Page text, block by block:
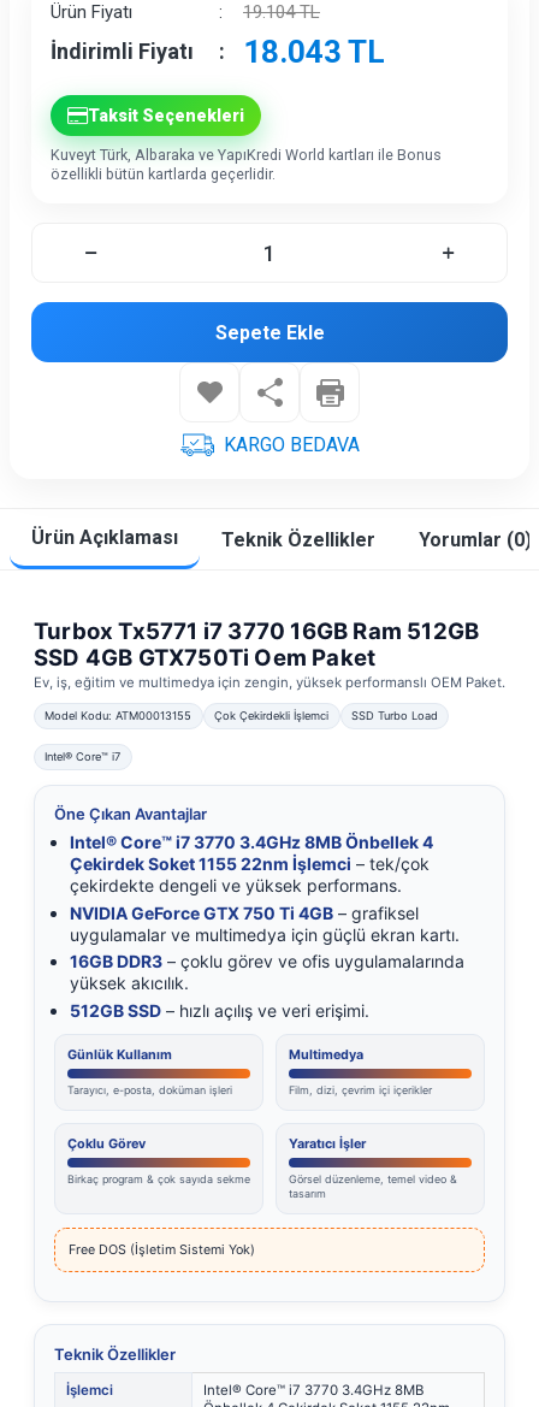
Ürün Fiyatı : 19.104TL
İndirimli Fiyatı : 18.043 TL
Taksit Seçenekleri
Kuveyt Türk, Albaraka ve YapıKredi World kartları ile Bonus
özellikli bütün kartlarda geçerlidir.
Sepete Ekle
KARGO BEDAVA
Ürün Açıklaması Teknik Özellikler Yorumlar (0)
Turbox Tx5771 i7 3770 16GB Ram 512GB
SSD 4GB GTX750Ti Oem Paket
Ev, iş, eğitim ve multimedya için zengin, yüksek performanslı OEM Paket.
Model Kodu: ATM00013155 Çok Çekirdekli İşlemci SSD Turbo Load
Intel® Core™ i7
Öne Çıkan Avantajlar
Intel® Core™ i7 3770 3.4GHz 8MB Önbellek 4
Çekirdek Soket 1155 22nm İşlemci – tek/çok
çekirdekte dengeli ve yüksek performans.
NVIDIA GeForce GTX 750 Ti 4GB – grafiksel
uygulamalar ve multimedya için güçlü ekran kartı.
16GB DDR3 – çoklu görev ve ofis uygulamalarında
yüksek akıcılık.
512GB SSD – hızlı açılış ve veri erişimi.
Günlük Kullanım
Tarayıcı, e-posta, doküman işleri
Multimedya
Film, dizi, çevrim içi içerikler
Çoklu Görev
Birkaç program & çok sayıda sekme
Yaratıcı İşler
Görsel düzenleme, temel video &
tasarım
Free DOS (İşletim Sistemi Yok)
Teknik Özellikler
İşlemci
Intel® Core™ i7 3770 3.4GHz 8MB